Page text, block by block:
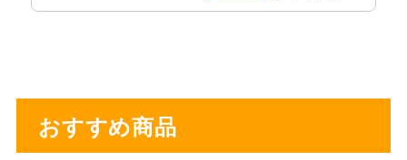
おすすめ商品